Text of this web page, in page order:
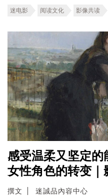
迷电影 阅读文化 影像共读
感受温柔又坚定的
女性角色的转变｜
撰文 迷誠品內容中心